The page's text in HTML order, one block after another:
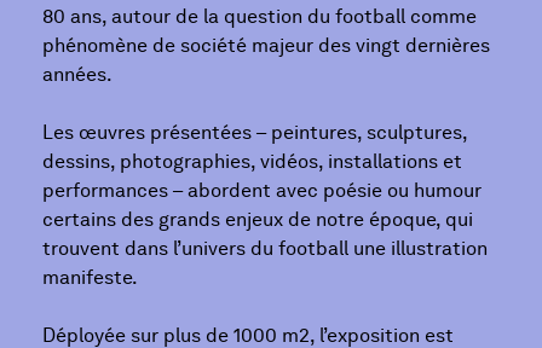
80 ans, autour de la question du football comme
phénomène de société majeur des vingt dernières
années.
Les œuvres présentées – peintures, sculptures,
dessins, photographies, vidéos, installations et
performances – abordent avec poésie ou humour
certains des grands enjeux de notre époque, qui
trouvent dans l’univers du football une illustration
manifeste.
Déployée sur plus de 1000 m2, l’exposition est